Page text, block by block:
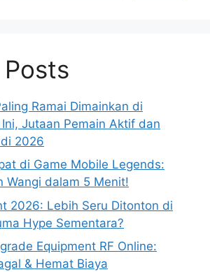
Ramai Dimainkan di
Jutaan Pemain Aktif dan
2026
di Game Mobile Legends:
Wangi dalam 5 Menit!
2026: Lebih Seru Ditonton di
Hype Sementara?
Equipment RF Online:
& Hemat Biaya